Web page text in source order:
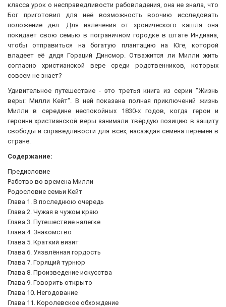
класса урок о несправедливости рабовладения, она не знала, что
Бог приготовил для неё возможность воочию исследовать
положение дел. Для излечения от хронического кашля она
покидает свою семью в пограничном городке в штате Индиана,
чтобы отправиться на богатую плантацию на Юге, которой
владеет её дядя Гораций Динсмор. Отважится ли Милли жить
согласно христианской вере среди родственников, которых
совсем не знает?
Удивительное путешествие - это третья книга из серии "Жизнь
веры: Милли Кейт". В ней показана полная приключений жизнь
Милли в середине неспокойных 1830-х годов, когда герои и
героини христианской веры занимали твёрдую позицию в защиту
свободы и справедливости для всех, насаждая семена перемен в
стране.
Содержание:
Предисловие
Рабство во времена Милли
Родословие семьи Кейт
Глава 1. В последнюю очередь
Глава 2. Чужая в чужом краю
Глава 3. Путешествие налегке
Глава 4. Знакомство
Глава 5. Краткий визит
Глава 6. Уязвлённая гордость
Глава 7. Горящий турнюр
Глава 8. Произведение искусства
Глава 9. Говорить открыто
Глава 10. Негодование
Глава 11. Королевское обхождение